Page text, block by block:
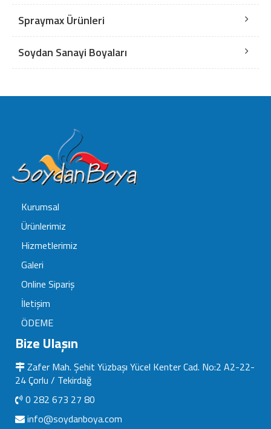
Spraymax Ürünleri
Soydan Sanayi Boyaları
Kurumsal
Ürünlerimiz
Hizmetlerimiz
Galeri
Online Sipariş
İletişim
ÖDEME
Bize Ulaşın
Zafer Mah. Şehit Yüzbaşı Yücel Kenter Cad. No:2 A2-22-
24 Çorlu / Tekirdağ
0 282 673 27 80
info@soydanboya.com